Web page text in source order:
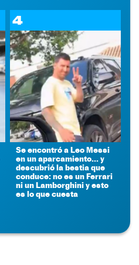
4
Se encontró a Leo Messi
en un aparcamiento... y
descubrió la bestia que
conduce: no es un Ferrari
ni un Lamborghini y esto
es lo que cuesta